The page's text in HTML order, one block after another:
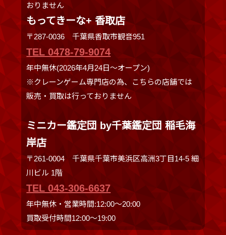
おりません
もってきーな+ 香取店
〒287-0036 千葉県香取市観音951
TEL 0478-79-9074
年中無休(2026年4月24日～オープン)
※クレーンゲーム専門店の為、こちらの店舗では
販売・買取は行っておりません
ミニカー鑑定団 by千葉鑑定団 稲毛海
岸店
〒261-0004 千葉県千葉市美浜区高洲3丁目14-5 細
川ビル 1階
TEL 043-306-6637
年中無休・営業時間:12:00〜20:00
買取受付時間12:00〜19:00